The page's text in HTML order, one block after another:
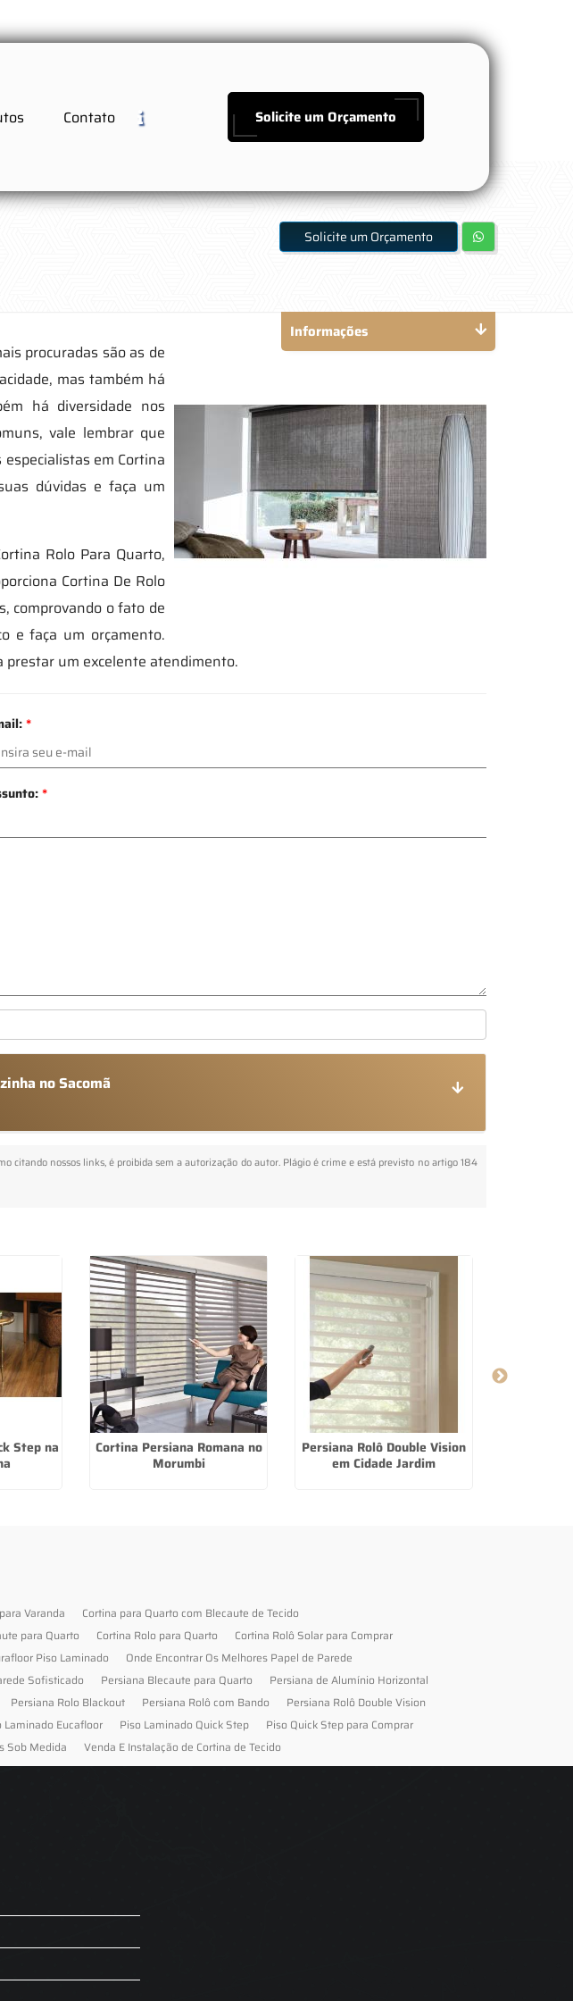
Contato Solicite um Orçamento
Solicite um Orçamento
procuradas são as de
mas também há
há diversidade nos
vale lembrar que
em Cortina
dúvidas e faça um
Rolo Para Quarto,
Cortina De Rolo
comprovando o fato de
e faça um orçamento.
prestar um excelente atendimento.
*
*
no Sacomã
citando nossos links, é proibida sem a autorização do autor. Plágio é crime e está previsto no artigo 184
Informações
Step na
Cortina Persiana Romana no
Morumbi
Persiana Rolô Double Vision
em Cidade Jardim
Varanda
Cortina para Quarto com Blecaute de Tecido
para Quarto Cortina Rolo para Quarto
Cortina Rolô Solar para Comprar
Piso Laminado
Onde Encontrar Os Melhores Papel de Parede
Sofisticado Persiana Blecaute para Quarto
Persiana de Alumínio Horizontal
Persiana Rolo Blackout Persiana Rolô com Bando
Persiana Rolô Double Vision
Laminado Eucafloor Piso Laminado Quick Step
Piso Quick Step para Comprar
Sob Medida Venda E Instalação de Cortina de Tecido